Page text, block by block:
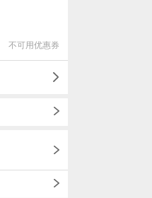
不可用优惠券